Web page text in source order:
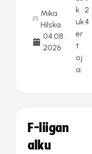
Mika
Hilska
04.08.
2026
k
uk
er
t
oj
a:
2
4
F-liigan
alku